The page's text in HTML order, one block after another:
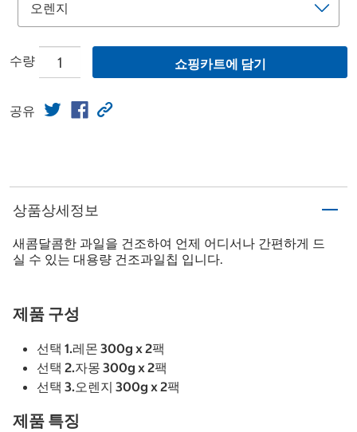
수량 쇼핑카트에 담기
공유
상품상세정보
새콤달콤한 과일을 건조하여 언제 어디서나 간편하게 드
실 수 있는 대용량 건조과일칩 입니다.
제품 구성
선택 1.레몬 300g x 2팩
선택 2.자몽 300g x 2팩
선택 3.오렌지 300g x 2팩
제품 특징